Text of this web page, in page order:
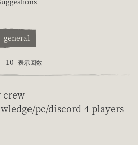
general
10 表示回数
crew
pc/discord 4 players